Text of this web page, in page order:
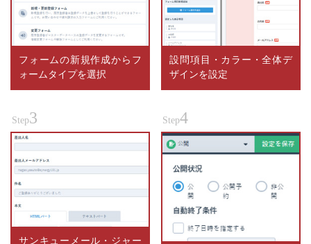
フォームの新規作成からフ
ォームタイプを選択
設問項目・カラー・全体デ
ザインを設定
Step3
サンキューメール・ジャー
Step4